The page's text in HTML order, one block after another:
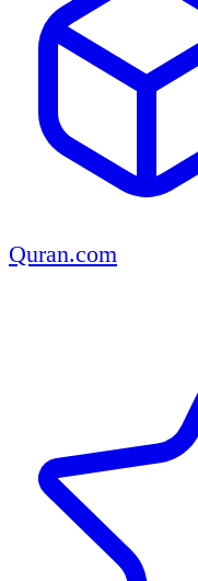
Quran.com